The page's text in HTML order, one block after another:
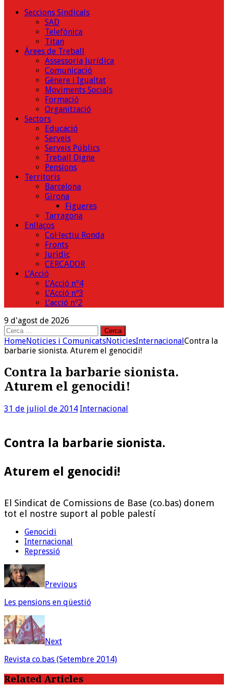
Seccions Sindicals
SAD
Telefónica
Titan
Árees de Treball
Assessoria Jurídica
Comunicació
Gènere i Igualtat
Moviments Socials
Formació
Organització
Sectors
Educació
Serveis
Serveis Públics
Treball Digne
Pensions
Territoris
Barcelona
Girona
Figueres
Tarragona
Enllaços
Col·lectiu Ronda
Fronts
Jurìdic
CERCADOR
L’Acció
L’Acció nº4
L’Acció nº3
L’acció nº2
9 d'agost de 2026
Cerca:
HomeNoticies i ComunicatsNoticiesInternacionalContra la
barbarie sionista. Aturem el genocidi!
Contra la barbarie sionista.
Aturem el genocidi!
31 de juliol de 2014 Internacional
Contra la barbarie sionista.
Aturem el genocidi!
El Sindicat de Comissions de Base (co.bas) donem
tot el nostre suport al poble palestí
Genocidi
Internacional
Repressió
Previous
Les pensions en qüestió
Next
Revista co.bas (Setembre 2014)
Related Articles